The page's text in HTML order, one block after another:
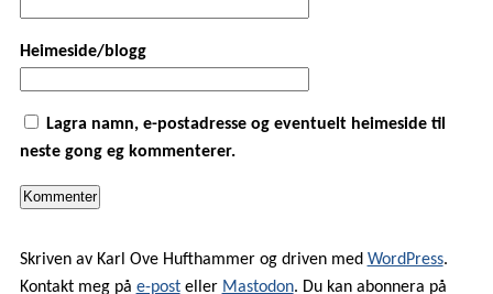
Heimeside/blogg
Lagra namn, e-postadresse og eventuelt heimeside til
neste gong eg kommenterer.
Skriven av Karl Ove Hufthammer og driven med WordPress.
Kontakt meg på e-posteller Mastodon. Du kan abonnera på